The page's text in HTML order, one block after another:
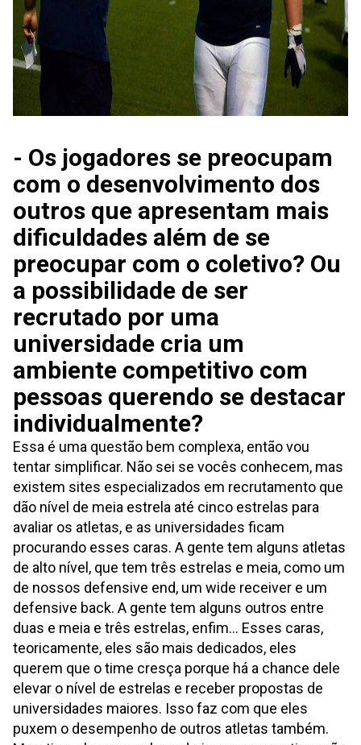
- Os jogadores se preocupam
com o desenvolvimento dos
outros que apresentam mais
dificuldades além de se
preocupar com o coletivo? Ou
a possibilidade de ser
recrutado por uma
universidade cria um
ambiente competitivo com
pessoas querendo se destacar
individualmente?
Essa é uma questão bem complexa, então vou
tentar simplificar. Não sei se vocês conhecem, mas
existem sites especializados em recrutamento que
dão nível de meia estrela até cinco estrelas para
avaliar os atletas, e as universidades ficam
procurando esses caras. A gente tem alguns atletas
de alto nível, que tem três estrelas e meia, como um
de nossos defensive end, um wide receiver e um
defensive back. A gente tem alguns outros entre
duas e meia e três estrelas, enfim... Esses caras,
teoricamente, eles são mais dedicados, eles
querem que o time cresça porque há a chance dele
elevar o nível de estrelas e receber propostas de
universidades maiores. Isso faz com que eles
puxem o desempenho de outros atletas também.